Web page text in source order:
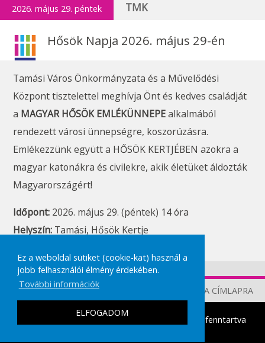
Ez a weboldal sütiket (cookie-kat) használ a
jobb felhasználói élmény érdekében.
További információk
ELFOGADOM
2026. május 29. péntek TMK
Hősök Napja 2026. május 29-én
Tamási Város Önkormányzata és a Művelődési
Központ tisztelettel meghívja Önt és kedves családját
a MAGYAR HŐSÖK EMLÉKÜNNEPEalkalmából
rendezett városi ünnepségre, koszorúzásra.
Emlékezzünk együtt a HŐSÖK KERTJÉBEN azokra a
magyar katonákra és civilekre, akik életüket áldozták
Magyarországért!
Időpont: 2026. május 29. (péntek) 14 óra
Helyszín: Tamási, Hősök Kertje
TOVÁBB A CÍMLAPRA
Copyright © 2026 Minden Jog fenntartva